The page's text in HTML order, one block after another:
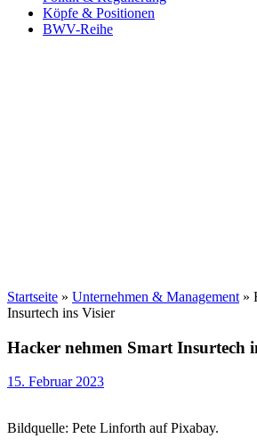
Köpfe & Positionen
BWV-Reihe
Startseite » Unternehmen & Management »
Insurtech ins Visier
Hacker nehmen Smart Insurtech
15. Februar 2023
Bildquelle: Pete Linforth auf Pixabay.